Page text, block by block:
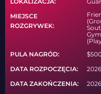
MIEJSCE
ROZGRYWEK:
PULA NAGRÓD:
DATA ROZPOCZĘCIA:
DATA ZAKOŃCZENIA: